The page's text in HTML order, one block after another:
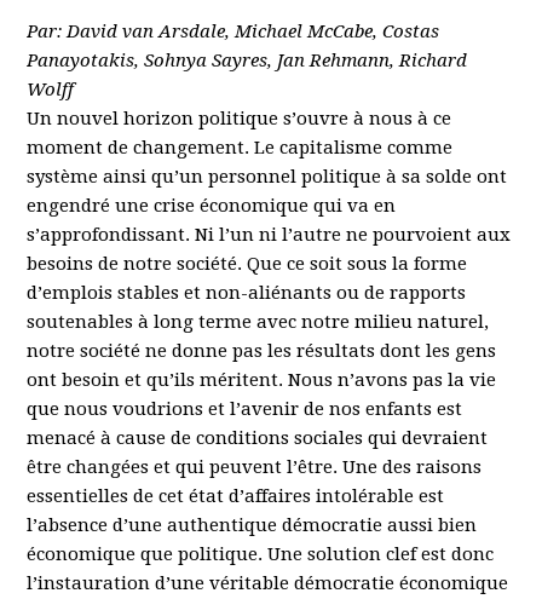
Par: David van Arsdale, Michael McCabe, Costas
Panayotakis, Sohnya Sayres, Jan Rehmann, Richard
Wolff
Un nouvel horizon politique s’ouvre à nous à ce
moment de changement. Le capitalisme comme
système ainsi qu’un personnel politique à sa solde ont
engendré une crise économique qui va en
s’approfondissant. Ni l’un ni l’autre ne pourvoient aux
besoins de notre société. Que ce soit sous la forme
d’emplois stables et non-aliénants ou de rapports
soutenables à long terme avec notre milieu naturel,
notre société ne donne pas les résultats dont les gens
ont besoin et qu’ils méritent. Nous n’avons pas la vie
que nous voudrions et l’avenir de nos enfants est
menacé à cause de conditions sociales qui devraient
être changées et qui peuvent l’être. Une des raisons
essentielles de cet état d’affaires intolérable est
l’absence d’une authentique démocratie aussi bien
économique que politique. Une solution clef est donc
l’instauration d’une véritable démocratie économique